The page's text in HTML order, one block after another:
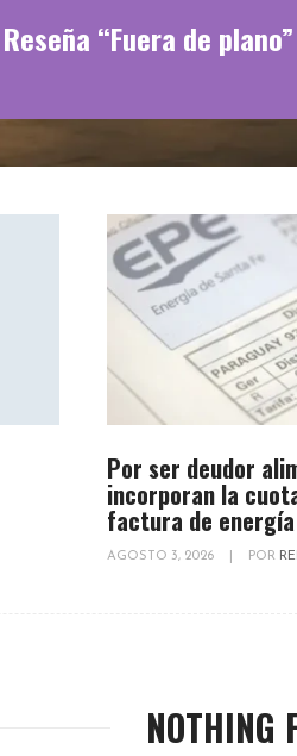
Reseña “Fuera de plano”
Por ser deudor
incorporan la
factura de
AGOSTO 3, 2026 POR
NOTHING